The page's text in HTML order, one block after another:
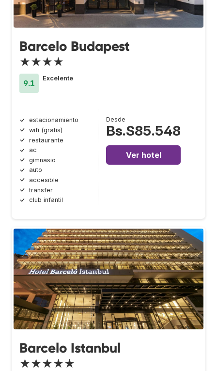
Barcelo Budapest
★★★★
9.1
Excelente
estacionamiento
wifi (gratis)
restaurante
ac
gimnasio
auto
accesible
transfer
club infantil
Desde
Bs.S85.548
Ver hotel
Barcelo Istanbul
★★★★★